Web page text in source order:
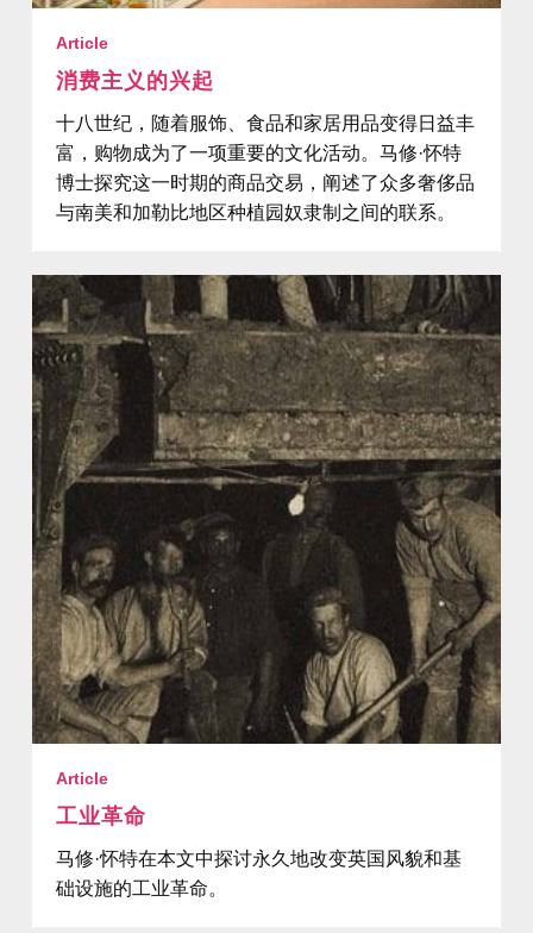
Article
消费主义的兴起
十八世纪，随着服饰、食品和家居用品变得日益丰
富，购物成为了一项重要的文化活动。马修·怀特
博士探究这一时期的商品交易，阐述了众多奢侈品
与南美和加勒比地区种植园奴隶制之间的联系。
Article
工业革命
马修·怀特在本文中探讨永久地改变英国风貌和基
础设施的工业革命。